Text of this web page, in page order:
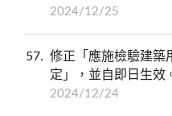
2024/12/25
57
修正「應施檢驗建築
定」，並自即日生效
2024/12/24